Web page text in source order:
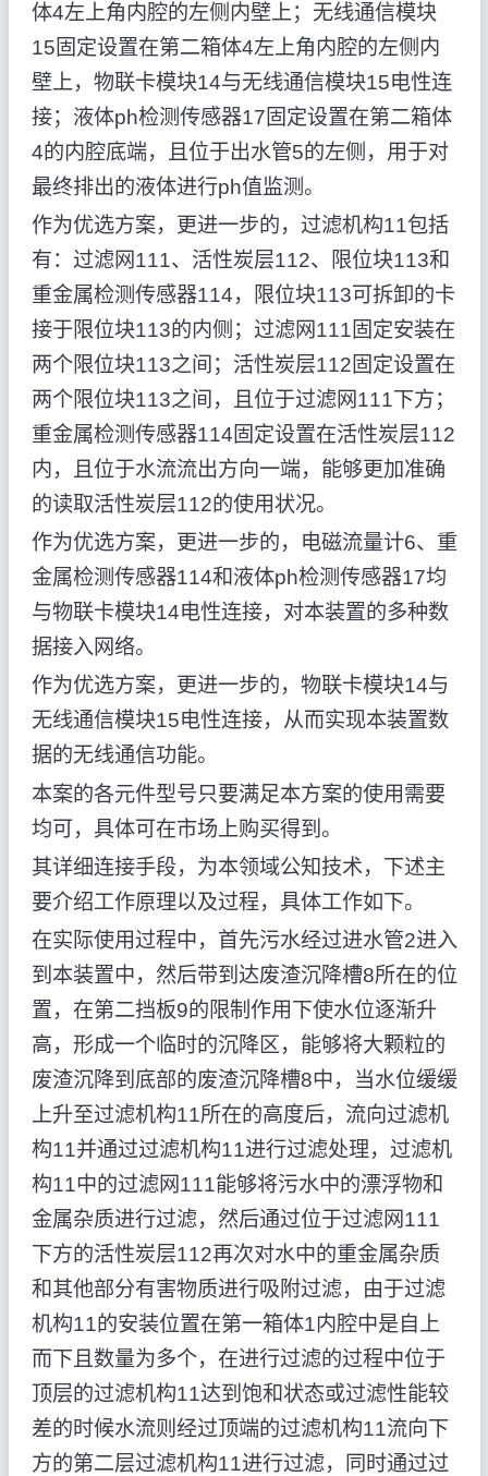
体4左上角内腔的左侧内壁上；无线通信模块
15固定设置在第二箱体4左上角内腔的左侧内
壁上，物联卡模块14与无线通信模块15电性连
接；液体ph检测传感器17固定设置在第二箱体
4的内腔底端，且位于出水管5的左侧，用于对
最终排出的液体进行ph值监测。
作为优选方案，更进一步的，过滤机构11包括
有：过滤网111、活性炭层112、限位块113和
重金属检测传感器114，限位块113可拆卸的卡
接于限位块113的内侧；过滤网111固定安装在
两个限位块113之间；活性炭层112固定设置在
两个限位块113之间，且位于过滤网111下方；
重金属检测传感器114固定设置在活性炭层112
内，且位于水流流出方向一端，能够更加准确
的读取活性炭层112的使用状况。
作为优选方案，更进一步的，电磁流量计6、重
金属检测传感器114和液体ph检测传感器17均
与物联卡模块14电性连接，对本装置的多种数
据接入网络。
作为优选方案，更进一步的，物联卡模块14与
无线通信模块15电性连接，从而实现本装置数
据的无线通信功能。
本案的各元件型号只要满足本方案的使用需要
均可，具体可在市场上购买得到。
其详细连接手段，为本领域公知技术，下述主
要介绍工作原理以及过程，具体工作如下。
在实际使用过程中，首先污水经过进水管2进入
到本装置中，然后带到达废渣沉降槽8所在的位
置，在第二挡板9的限制作用下使水位逐渐升
高，形成一个临时的沉降区，能够将大颗粒的
废渣沉降到底部的废渣沉降槽8中，当水位缓缓
上升至过滤机构11所在的高度后，流向过滤机
构11并通过过滤机构11进行过滤处理，过滤机
构11中的过滤网111能够将污水中的漂浮物和
金属杂质进行过滤，然后通过位于过滤网111
下方的活性炭层112再次对水中的重金属杂质
和其他部分有害物质进行吸附过滤，由于过滤
机构11的安装位置在第一箱体1内腔中是自上
而下且数量为多个，在进行过滤的过程中位于
顶层的过滤机构11达到饱和状态或过滤性能较
差的时候水流则经过顶端的过滤机构11流向下
方的第二层过滤机构11进行过滤，同时通过过